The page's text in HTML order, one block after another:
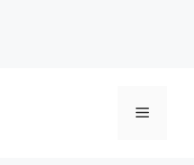
Menu